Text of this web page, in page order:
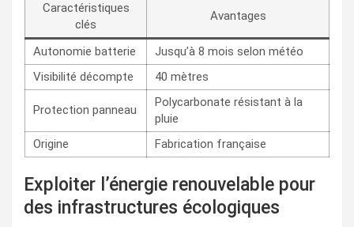
Caractéristiques
clés
Avantages
Autonomie batterie
Jusqu’à 8 mois selon météo
Visibilité décompte
40 mètres
Protection panneau
Polycarbonate résistant à la
pluie
Origine
Fabrication française
Exploiter l’énergie renouvelable pour
des infrastructures écologiques